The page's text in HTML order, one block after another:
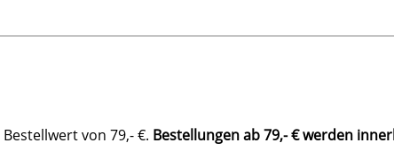
von 79,- €. Bestellungen ab 79,- € werden